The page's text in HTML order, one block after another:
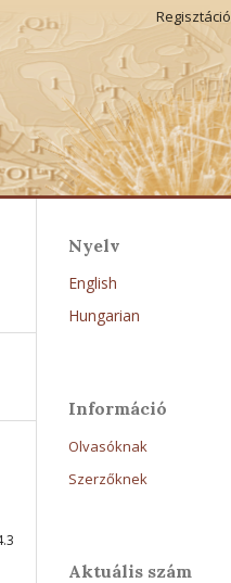
Regisztáció
Nyelv
English
Hungarian
Információ
Olvasóknak
Szerzőknek
Aktuális szám